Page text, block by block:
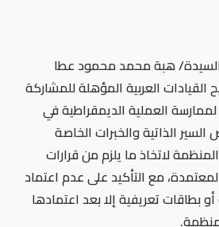
السيدة/ هبة محمد محمود عطا
العربية المؤهلة للمشاركة
العملية الديمقراطية في
الذاتية والخبرات الخاصة
لاتخاذ ما يلزم من قرارات
مع التأكيد على عدم اعتماد
بطاقات تعريفية إلا بعد اعتمادها